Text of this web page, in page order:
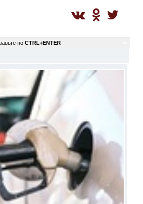
по CTRL+ENTER